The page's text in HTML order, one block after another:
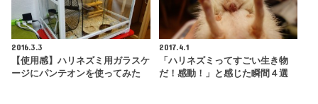
2016.3.3
【使用感】ハリネズミ用ガラスケ
ージにパンテオンを使ってみた
2017.4.1
「ハリネズミってすごい生き物
だ！感動！」と感じた瞬間４選